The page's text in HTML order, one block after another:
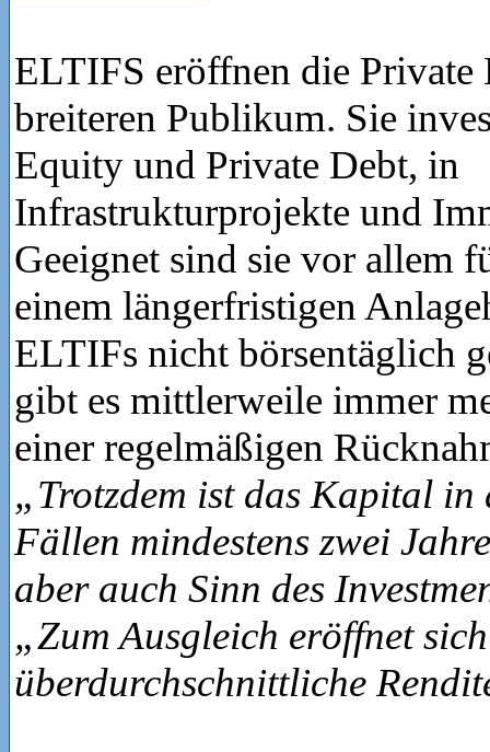
ELTIFS eröffnen die Private
breiteren Publikum. Sie
Equity und Private Debt, in
Infrastrukturprojekte und
Geeignet sind sie vor allem
einem längerfristigen
ELTIFs nicht börsentäglich
gibt es mittlerweile immer
einer regelmäßigen
„Trotzdem ist das Kapital in
Fällen mindestens zwei
aber auch Sinn des
„Zum Ausgleich eröffnet
überdurchschnittliche